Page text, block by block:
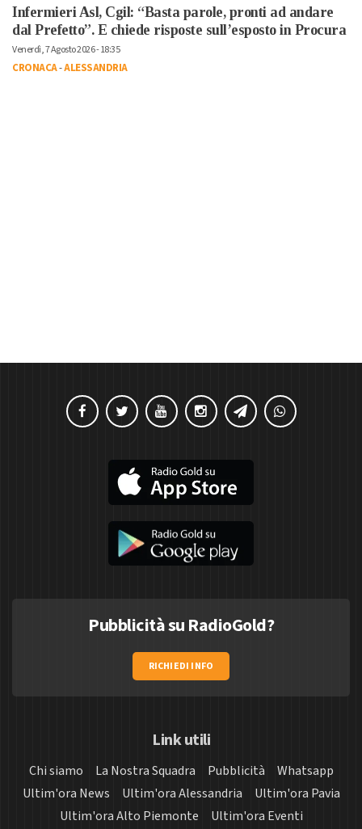
Infermieri Asl, Cgil: “Basta parole, pronti ad andare
dal Prefetto”. E chiede risposte sull’esposto in Procura
Venerdì, 7 Agosto 2026 - 18:35
CRONACA-ALESSANDRIA
Pubblicità su RadioGold?
RICHIEDI INFO
Link utili
Chi siamo La Nostra Squadra Pubblicità
Whatsapp
Ultim'ora News
Ultim'ora Alessandria
Ultim'ora Pavia
Ultim'ora Alto Piemonte
Ultim'ora Eventi